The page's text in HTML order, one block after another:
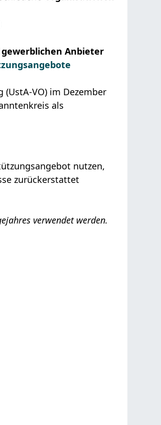
Anbieter
VO) im Dezember
als
nutzen,
zurückerstattet
verwendet werden.